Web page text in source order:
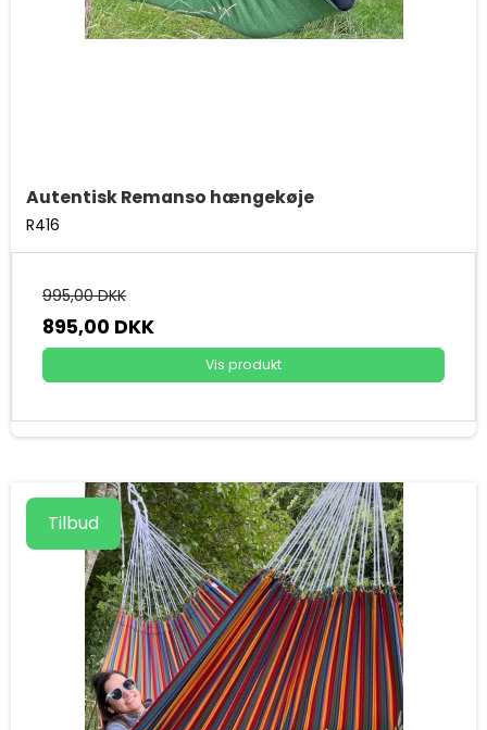
Autentisk Remanso hængekøje
R416
995,00 DKK
895,00 DKK
Vis produkt
Tilbud